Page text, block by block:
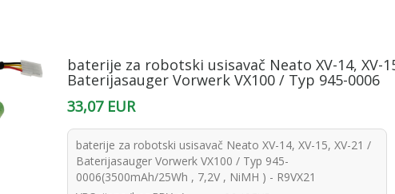
baterije za robotski usisavač Neato XV-14, XV-
Baterijasauger Vorwerk VX100 / Typ 945-0006
33,07 EUR
baterije za robotski usisavač Neato XV-14, XV-15, XV-21 /
Baterijasauger Vorwerk VX100 / Typ 945-
0006(3500mAh/25Wh , 7,2V , NiMH ) - R9VX21